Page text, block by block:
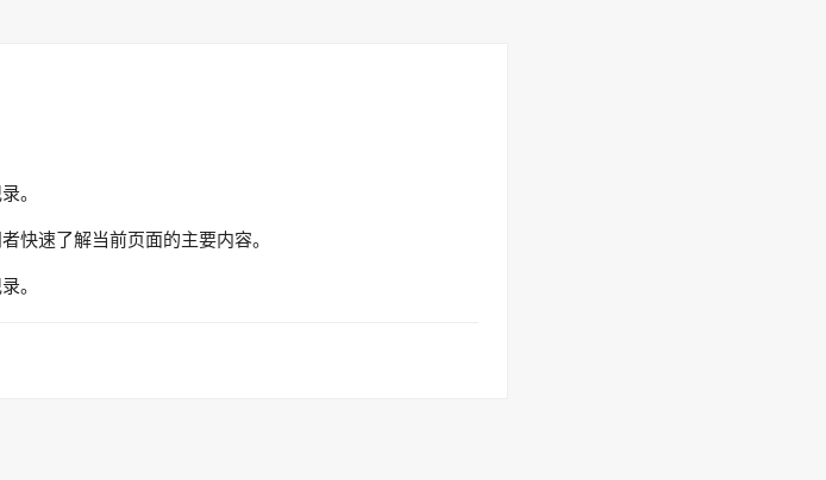
。
快速了解当前页面的主要内容。
。